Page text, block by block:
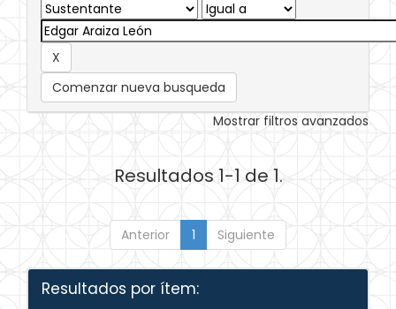
Comenzar nueva busqueda
Mostrar filtros avanzados
Resultados 1-1 de 1.
Anterior 1 Siguiente
Resultados por ítem: